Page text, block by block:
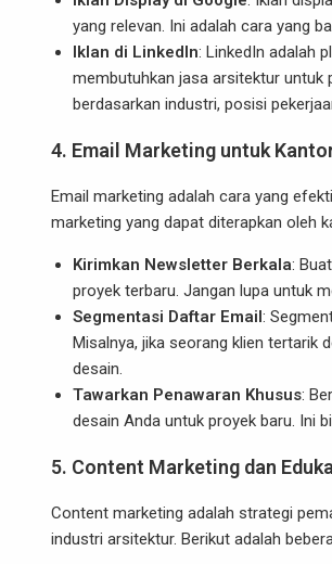
yang relevan. Ini adalah cara yang
Iklan di LinkedIn: LinkedIn adalah
membutuhkan jasa arsitektur untuk
berdasarkan industri, posisi
4. Email Marketing untuk
Email marketing adalah cara yang
marketing yang dapat diterapkan oleh
Kirimkan Newsletter Berkala:
proyek terbaru. Jangan lupa untuk
Segmentasi Daftar Email:
Misalnya, jika seorang klien tertarik
desain.
Tawarkan Penawaran Khusus:
desain Anda untuk proyek baru. Ini
5. Content Marketing dan
Content marketing adalah strategi
industri arsitektur. Berikut adalah